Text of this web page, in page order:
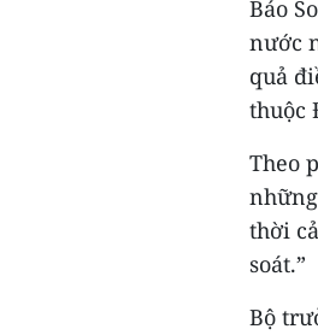
Báo
nước
quả
thuộc
Theo
thời
soát.”
Bộ